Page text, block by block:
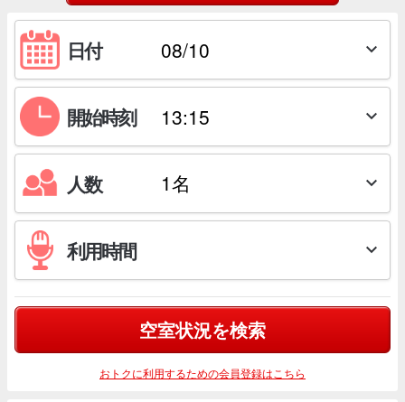
日付 
開始時刻 
人数 
利用時間 
空室状況を検索
おトクに利用するための会員登録はこちら